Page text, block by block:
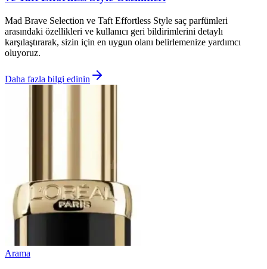
Mad Brave Selection ve Taft Effortless Style saç parfümleri
arasındaki özellikleri ve kullanıcı geri bildirimlerini detaylı
karşılaştırarak, sizin için en uygun olanı belirlemenize yardımcı
oluyoruz.
Daha fazla bilgi edinin
Arama